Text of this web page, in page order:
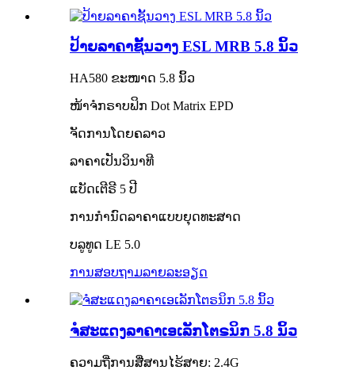
ປ້າຍລາຄາຊັ້ນວາງ ESL MRB 5.8 ນິ້ວ
HA580 ຂະໜາດ 5.8 ນິ້ວ
ໜ້າຈໍກຣາບຟິກ Dot Matrix EPD
ຈັດການໂດຍຄລາວ
ລາຄາເປັນວິນາທີ
ແບັດເຕີຣີ 5 ປີ
ການກຳນົດລາຄາແບບຍຸດທະສາດ
ບລູທູດ LE 5.0
ການສອບຖາມລາຍລະອຽດ
ຈໍສະແດງລາຄາເອເລັກໂຕຣນິກ 5.8 ນິ້ວ
ຄວາມຖີ່ການສື່ສານໄຮ້ສາຍ: 2.4G